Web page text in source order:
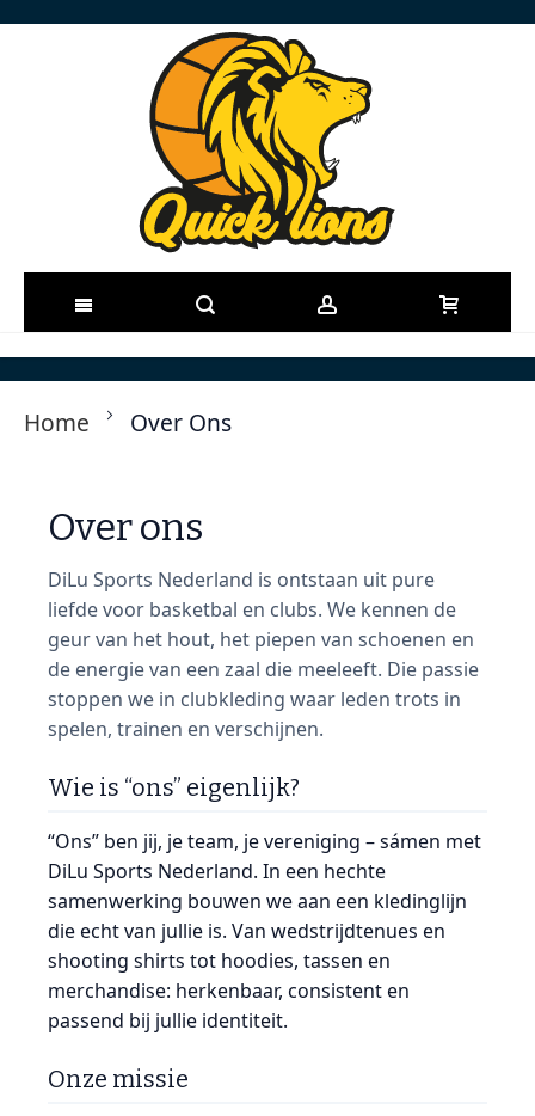
Ga
de
Home Over Ons
Over ons
DiLu Sports Nederland is ontstaan uit pure
liefde voor basketbal en clubs. We kennen de
geur van het hout, het piepen van schoenen en
de energie van een zaal die meeleeft. Die passie
stoppen we in clubkleding waar leden trots in
spelen, trainen en verschijnen.
Wie is “ons” eigenlijk?
“Ons” ben jij, je team, je vereniging – sámen met
DiLu Sports Nederland. In een hechte
samenwerking bouwen we aan een kledinglijn
die echt van jullie is. Van wedstrijdtenues en
shooting shirts tot hoodies, tassen en
merchandise: herkenbaar, consistent en
passend bij jullie identiteit.
Onze missie